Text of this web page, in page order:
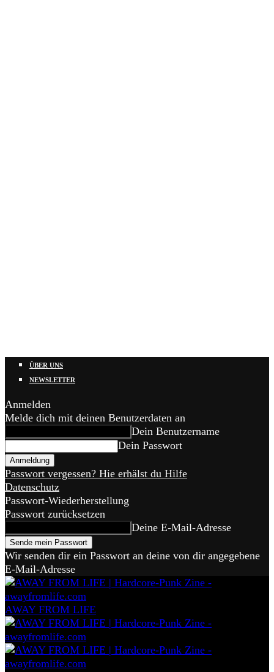
ÜBER UNS
NEWSLETTER
Anmelden
Melde dich mit deinen Benutzerdaten an
Dein Benutzername
Dein Passwort
Passwort vergessen? Hie erhälst du Hilfe
Datenschutz
Passwort-Wiederherstellung
Passwort zurücksetzen
Deine E-Mail-Adresse
Wir senden dir ein Passwort an deine von dir angegebene
E-Mail-Adresse
AWAY FROM LIFE